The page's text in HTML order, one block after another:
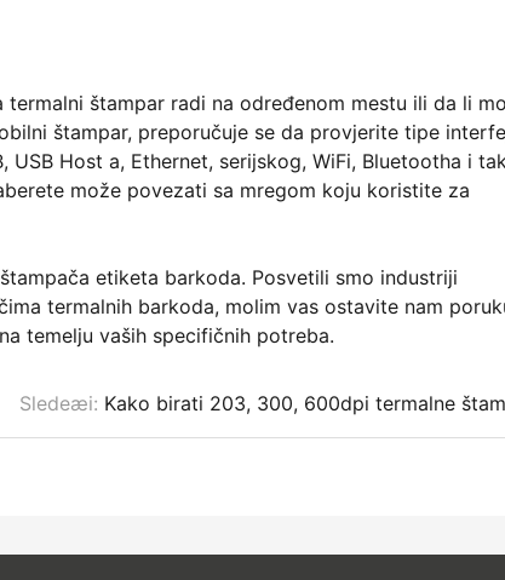
štampar radi na određenom mestu ili da li
štampar, preporučuje se da provjerite tipe
Host a, Ethernet, serijskog, WiFi, Bluetootha i
može povezati sa mregom koju koristite za
etiketa barkoda. Posvetili smo industriji
termalnih barkoda, molim vas ostavite nam
temelju vaših specifičnih potreba.
Sledeæi: Kako birati 203, 300, 600dpi termalne